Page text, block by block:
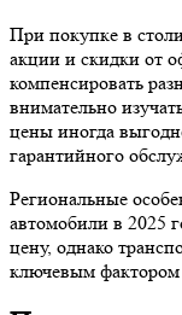
При покупке в
акции и скидки от
компенсировать
внимательно
цены иногда
гарантийного
Региональные
автомобили в 2025
цену, однако
ключевым фактором